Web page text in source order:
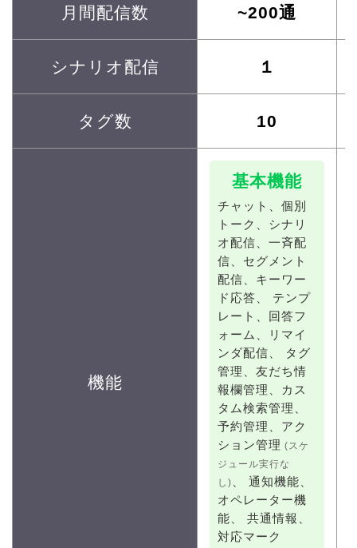
月間配信数 ~200通
シナリオ配信 １
タグ数 10
機能
基本機能
チャット、 個別
トーク、 シナリ
オ配信、 一斉配
信、 セグメント
配信、 キーワー
ド応答、
テンプ
レート、
回答フ
ォーム、
リマイ
ンダ配信、
タグ
管理、 友だち情
報欄管理、
カス
タム検索管理、
予約管理、 アク
ション管理 (スケ
ジュール実行な
し)
通知機能、
オペレーター機
能、
共通情報、
対応マーク